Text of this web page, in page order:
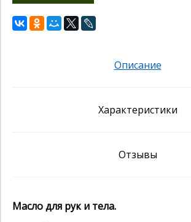
Описание
Характеристики
Отзывы
Масло для рук и тела.